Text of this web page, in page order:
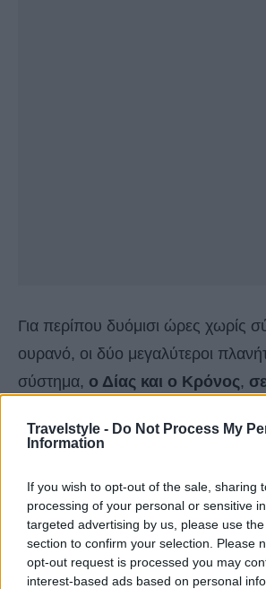
Travelstyle - Do Not Process My
Information
If you wish to opt-out of the sale, sharing
processing of your personal or sensitive
targeted advertising by us, please use
section to confirm your selection. Please
opt-out request is processed you may
interest-based ads based on personal
Για περίπου δυόμισι ώρες χωρίς
ουρανό, οι δύο μεγαλύτεροι
σύστημα, ο Δίας και ο Κρόνος,
απόσταση όσο το πάχος ενός…